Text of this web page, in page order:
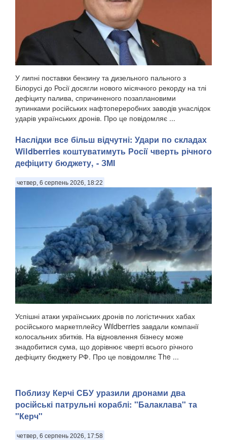
У липні поставки бензину та дизельного пального з
Білорусі до Росії досягли нового місячного рекорду на тлі
дефіциту палива, спричиненого позаплановими
зупинками російських нафтопереробних заводів унаслідок
ударів українських дронів. Про це повідомляє ...
Наслідки все більш відчутні: Удари по складах
Wildberries коштуватимуть Росії чверть річного
дефіциту бюджету, - ЗМІ
четвер, 6 серпень 2026, 18:22
Успішні атаки українських дронів по логістичних хабах
російського маркетплейсу Wildberries завдали компанії
колосальних збитків. На відновлення бізнесу може
знадобитися сума, що дорівнює чверті всього річного
дефіциту бюджету РФ. Про це повідомляє The ...
Поблизу Керчі СБУ уразили дронами два
російські патрульні кораблі: "Балаклава" та
"Керч"
четвер, 6 серпень 2026, 17:58